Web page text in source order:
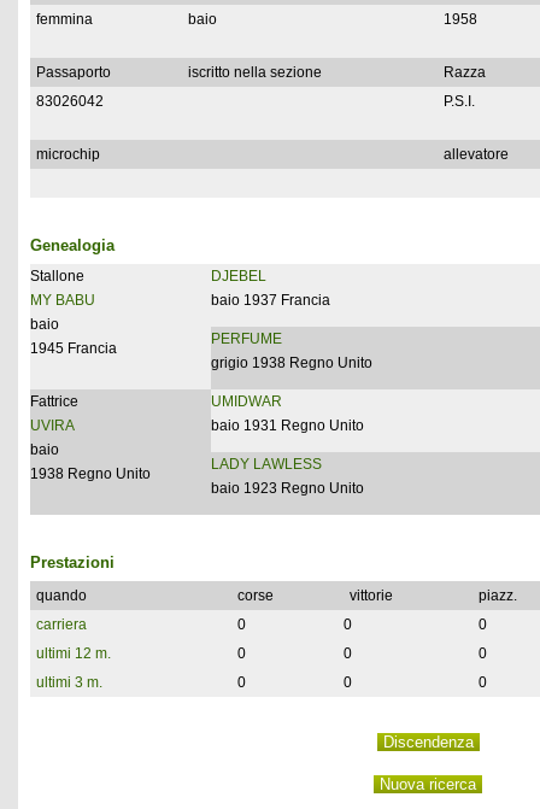
femmina
baio 1958
Passaporto iscritto nella sezione
Razza
83026042
P.S.I.
microchip allevatore
Genealogia
Stallone
MY BABU
baio
1945 Francia
DJEBEL
baio 1937 Francia
PERFUME
grigio 1938 Regno Unito
Fattrice
UVIRA
baio
1938 Regno Unito
UMIDWAR
baio 1931 Regno Unito
LADY LAWLESS
baio 1923 Regno Unito
Prestazioni
quando corse vittorie
piazz.
carriera
0 0
0
ultimi 12 m.
0 0
0
ultimi 3 m.
0 0 0